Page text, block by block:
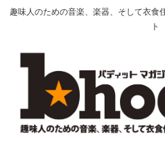
趣味人のための音楽、楽器、そして衣食
ト